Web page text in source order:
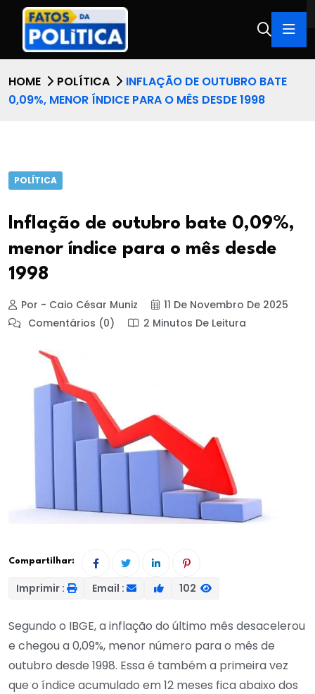
HOME POLÍTICA
INFLAÇÃO DE OUTUBRO BATE
0,09%, MENOR ÍNDICE PARA O MÊS DESDE 1998
POLÍTICA
Inflação de outubro bate 0,09%,
menor índice para o mês desde
1998
Por - Caio César Muniz
11 De Novembro De 2025
Comentários (0)
2 Minutos De Leitura
Compartilhar:
Imprimir : Email : 102
Segundo o IBGE, a inflação do último mês desacelerou
e chegou a 0,09%, menor número para o mês de
outubro desde 1998. Essa é também a primeira vez
que o índice acumulado em 12 meses fica abaixo dos